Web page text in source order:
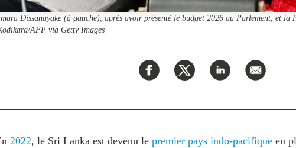
Dissanayake (à gauche), après avoir présenté le budget 2026 au Parlement, et
AFP via Getty Images
2022, le Sri Lanka est devenu le premier pays indo-pacifique en